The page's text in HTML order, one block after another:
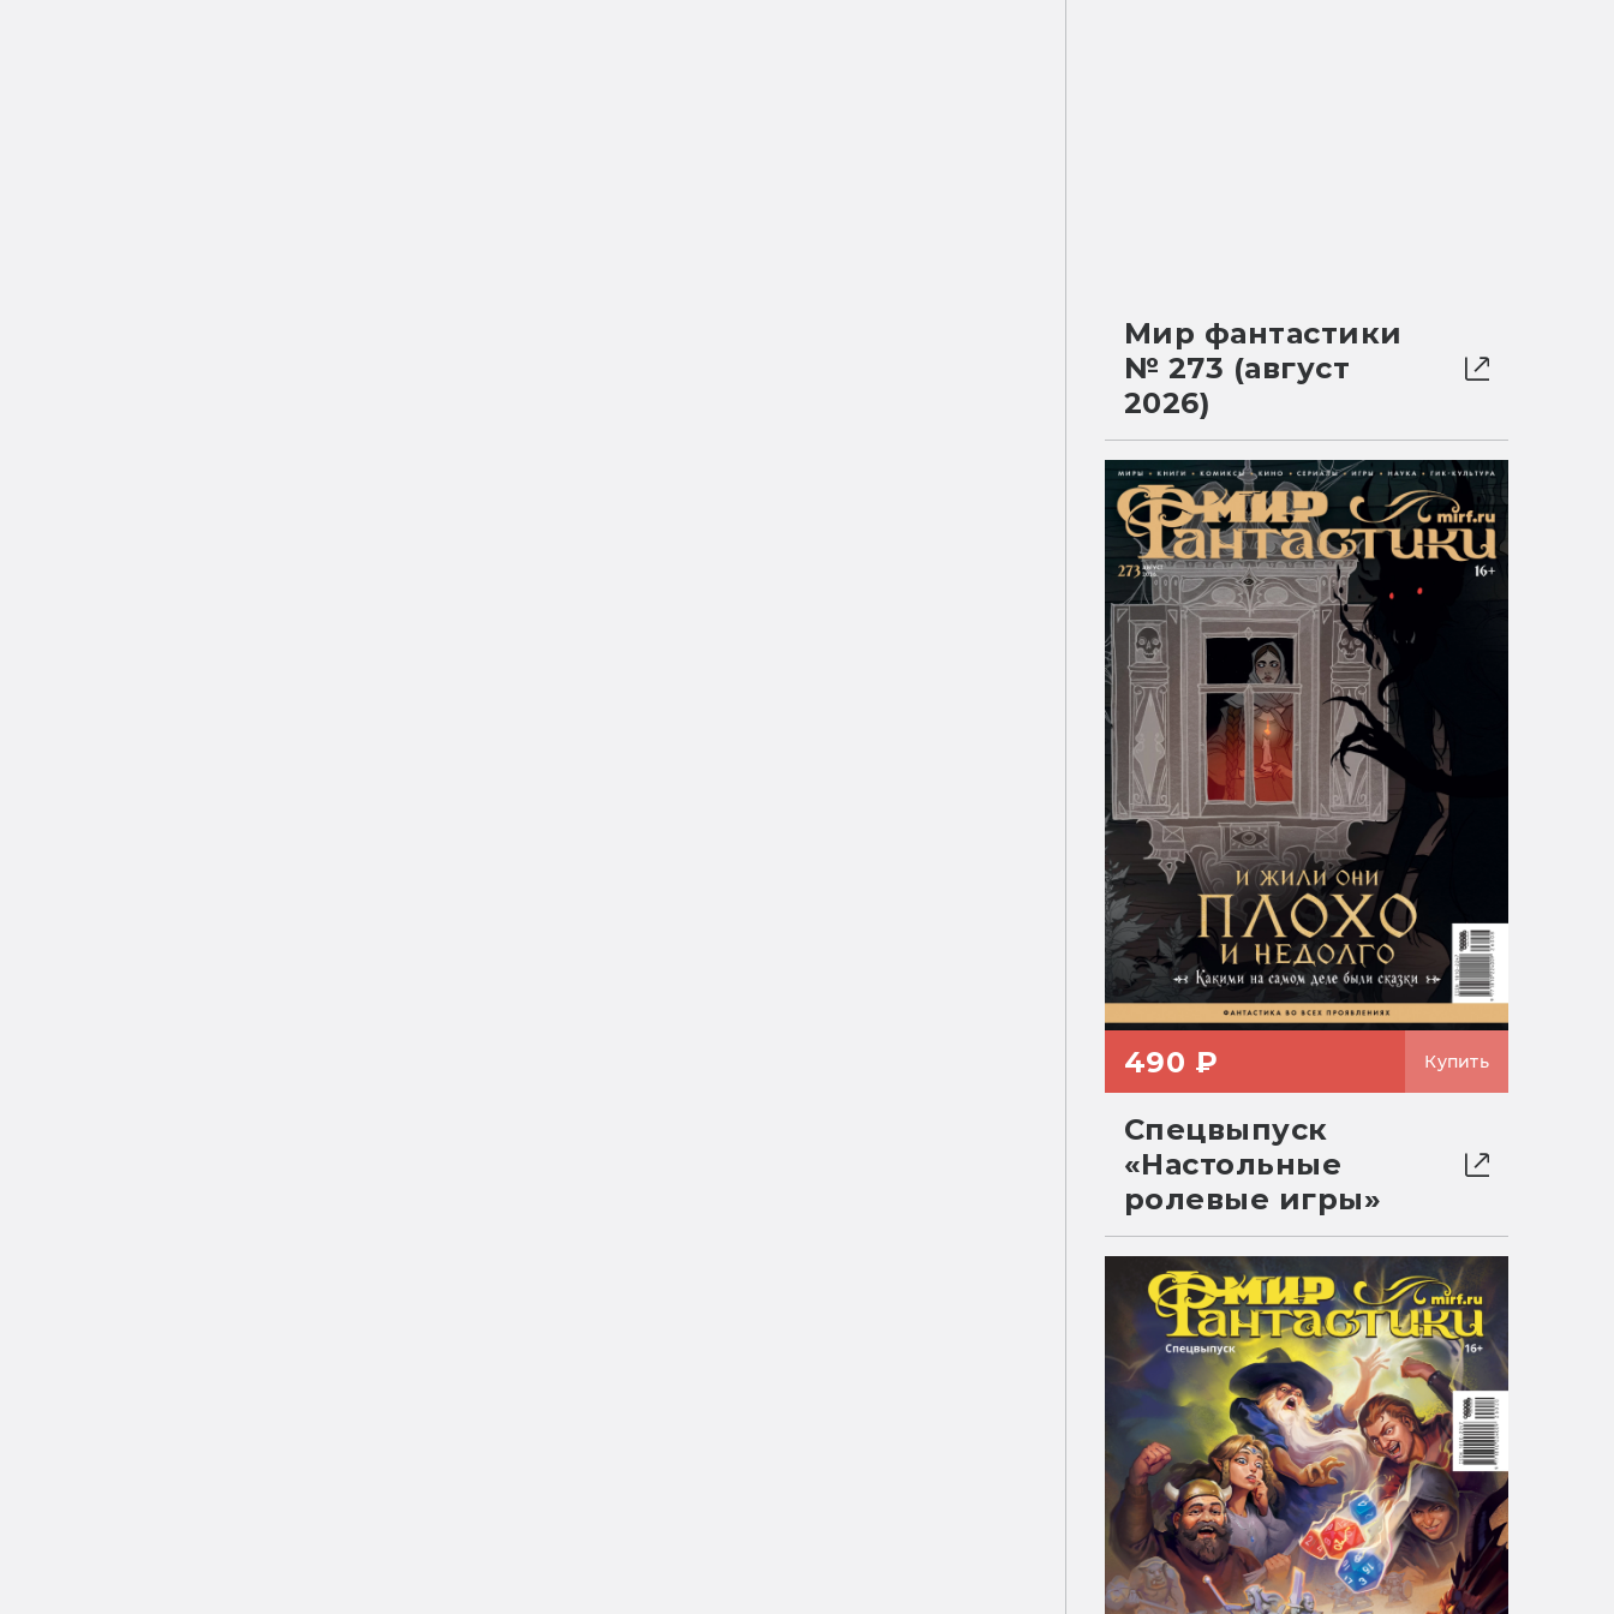
Мир фантастики
№ 273 (август
2026)
490 ₽ Купить
Спецвыпуск
«Настольные
ролевые игры»